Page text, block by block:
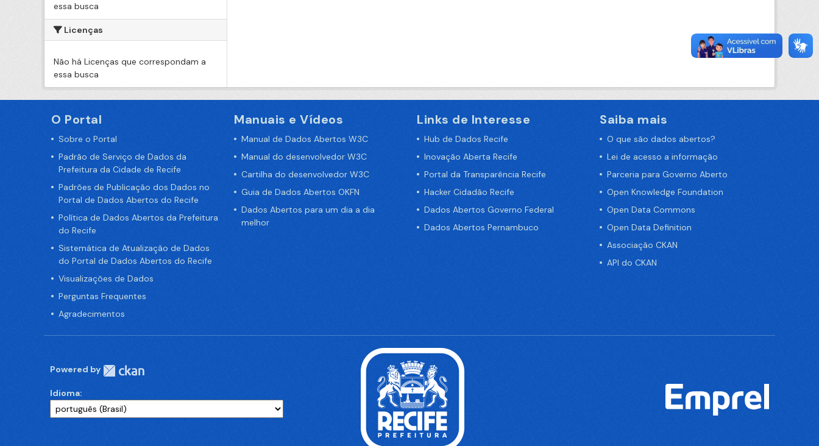
essa busca
Licenças
Não há Licenças que correspondam a
essa busca
O Portal
Sobre o Portal
Padrão de Serviço de Dados da
Prefeitura da Cidade de Recife
Padrões de Publicação dos Dados no
Portal de Dados Abertos do Recife
Política de Dados Abertos da Prefeitura
do Recife
Sistemática de Atualização de Dados
do Portal de Dados Abertos do Recife
Visualizações de Dados
Perguntas Frequentes
Agradecimentos
Manuais e Vídeos
Manual de Dados Abertos W3C
Manual do desenvolvedor W3C
Cartilha do desenvolvedor W3C
Guia de Dados Abertos OKFN
Dados Abertos para um dia a dia
melhor
Links de Interesse
Hub de Dados Recife
Inovação Aberta Recife
Portal da Transparência Recife
Hacker Cidadão Recife
Dados Abertos Governo Federal
Dados Abertos Pernambuco
Saiba mais
O que são dados abertos?
Lei de acesso a informação
Parceria para Governo Aberto
Open Knowledge Foundation
Open Data Commons
Open Data Definition
Associação CKAN
API do CKAN
Powered by
Idioma